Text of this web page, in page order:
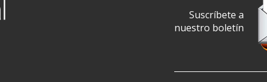
Suscríbete a
nuestro boletín